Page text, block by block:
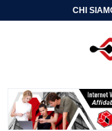
CHI